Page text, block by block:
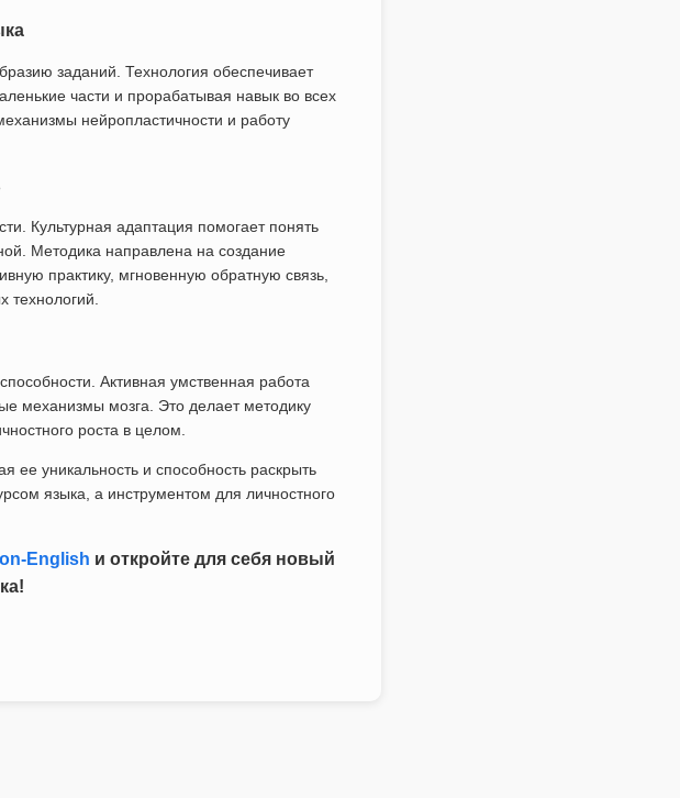
заданий. Технология обеспечивает
части и прорабатывая навык во всех
нейропластичности и работу
Культурная адаптация помогает понять
Методика направлена на создание
практику, мгновенную обратную связь,
технологий.
Активная умственная работа
механизмы мозга. Это делает методику
роста в целом.
ее уникальность и способность раскрыть
языка, а инструментом для личностного
English и откройте для себя новый